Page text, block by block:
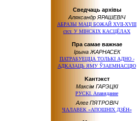
Сведчаць архівы
Аляксандр ЯРАШЕВІЧ
АБРАЗЫ МАЦІ БОЖАЙ ХVІІ-ХVІІІ
стст. У МІНСКІХ КАСЦЁЛАХ
Пра самае важнае
Ірына ЖАРНАСЕК
ПАТРАБУЕЦЦА ТОЛЬКІ АДНО -
АДКАЗАЦЬ ЯМУ ЎЗАЕМНАСЦЮ
Kaнтэкcт
Максiм ГАРЭЦКІ
РУCKI. Aпaвядaннe
Алег ПЯТРОВІЧ
ЧАЛАВЕК «АПОШНIХ ДЗЁН»